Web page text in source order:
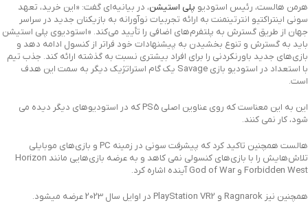
هرمن هالست، رئیس استودیو پلی استیشن، در بیانیه‌ای گفت: «این خرید، تعهد
سونی اینتراکتیو انترتینمنت به ارائه تجربیات نوآورانه به بازیکنان جدید در سراسر
جهان از طریق گسترش به پلتفرم‌های اضافی را تأیید می‌کند. «استودیوی پلی استیشن
باید به گسترش و تنوع بخشیدن به پیشنهادات خود فراتر از کنسول ادامه دهد و
بازی‌های جدید باورنکردنی را برای افراد بیشتری نسبت به گذشته ارائه کند. جذب تیم
با استعداد در استودیو بازی Savage یک گام استراتژیک دیگر به سمت این هدف
است.
این به این معناست که روی عناوین اصلی PS5 که در استودیوهای دیگر دیده می
شود، کار نمی کنند.
هالست همچنین تاکید کرد که پیشرفت سونی در زمینه PC و بازی‌های موبایلی
تلاش‌هایش را با بازی‌های کنسولی نمی کاهد و به عرضه بازی‌هایی مانند Horizon
Forbidden West و God of War آینده اشاره کرد.
همچنین نیز Ragnarok و PlayStation VR2 در اوایل سال 2023 عرضه میشود.